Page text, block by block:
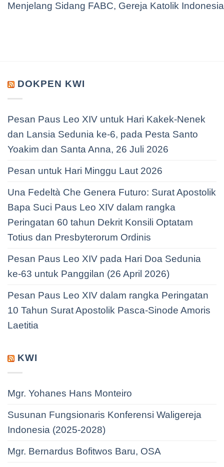
Menjelang Sidang FABC, Gereja Katolik
DOKPEN KWI
Pesan Paus Leo XIV untuk Hari Kakek-Nenek
dan Lansia Sedunia ke-6, pada Pesta Santo
Yoakim dan Santa Anna, 26 Juli 2026
Pesan untuk Hari Minggu Laut 2026
Una Fedeltà Che Genera Futuro: Surat Apostolik
Bapa Suci Paus Leo XIV dalam rangka
Peringatan 60 tahun Dekrit Konsili Optatam
Totius dan Presbyterorum Ordinis
Pesan Paus Leo XIV pada Hari Doa Sedunia
ke-63 untuk Panggilan (26 April 2026)
Pesan Paus Leo XIV dalam rangka Peringatan
10 Tahun Surat Apostolik Pasca-Sinode Amoris
Laetitia
KWI
Mgr. Yohanes Hans Monteiro
Susunan Fungsionaris Konferensi Waligereja
Indonesia (2025-2028)
Mgr. Bernardus Bofitwos Baru, OSA